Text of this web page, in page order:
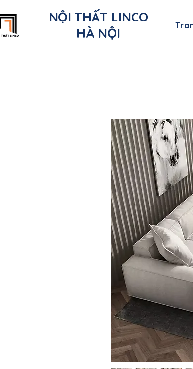
NỘI THẤT LINCO
HÀ NỘI